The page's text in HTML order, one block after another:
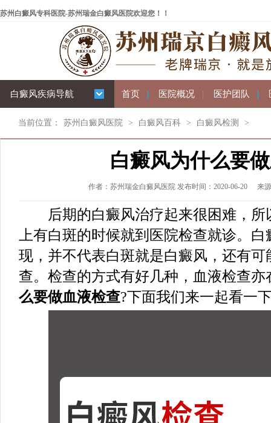
苏州白癜风专科医院-苏州瑞金白癜风医院欢迎您！！
白癜风疾病导航 首页 | 医院概况 | 医护团队 |
当前位置： 苏州白癜风医院 > 白癜风百科 > 白癜风检测 >
白癜风为什么要
作者：苏州瑞金白癜风医院 发布时间：2020-06-20 来
后期的白癜风治疗起来很困难，所
上有白斑的时候就到医院检查就诊。
现，并不代表白斑就是白癜风，还有
查。检查的方式有好几种，血液检查亦
么要做血液检查?下面我们来一起看一